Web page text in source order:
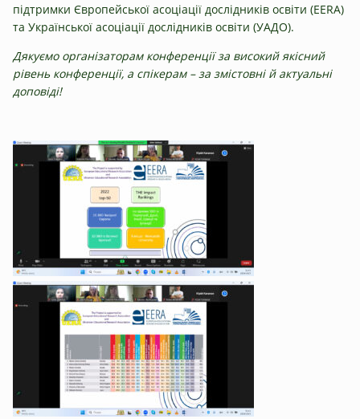
підтримки Європейської асоціації дослідників освіти (EERA)
та Української асоціації дослідників освіти (УАДО).
Дякуємо організаторам конференції за високий якісний
рівень конференції, а спікерам – за змістовні й актуальні
доповіді!